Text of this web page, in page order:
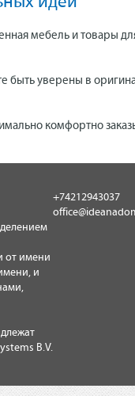
мебель и товары
быть уверены в
комфортно
от имени
и
B.V.
+74212943037